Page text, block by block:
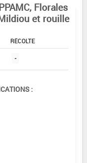
Florales
et rouille
RÉCOLTE
-
: